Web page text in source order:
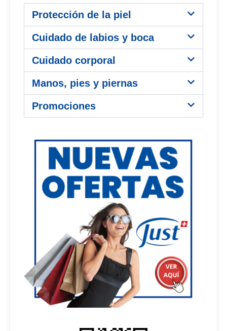
Protección de la piel
Cuidado de labios y boca
Cuidado corporal
Manos, pies y piernas
Promociones